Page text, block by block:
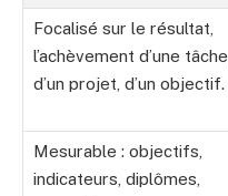
Focalisé sur le résultat,
l’achèvement d’une tâche,
d’un projet, d’un objectif.
Mesurable : objectifs,
indicateurs, diplômes,